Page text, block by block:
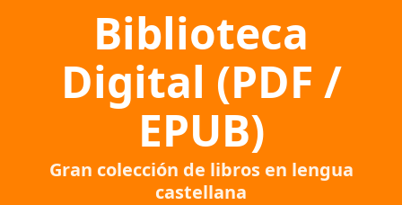
Biblioteca
Digital (PDF /
EPUB)
Gran colección de libros en lengua
castellana